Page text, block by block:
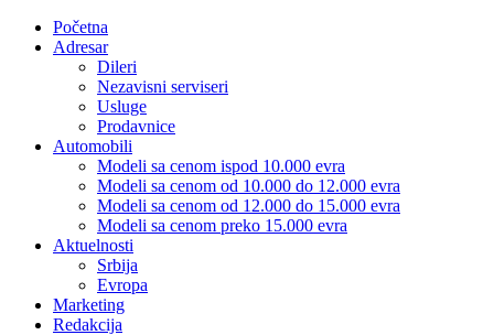
Početna
Adresar
Dileri
Nezavisni serviseri
Usluge
Prodavnice
Automobili
Modeli sa cenom ispod 10.000 evra
Modeli sa cenom od 10.000 do 12.000 evra
Modeli sa cenom od 12.000 do 15.000 evra
Modeli sa cenom preko 15.000 evra
Aktuelnosti
Srbija
Evropa
Marketing
Redakcija